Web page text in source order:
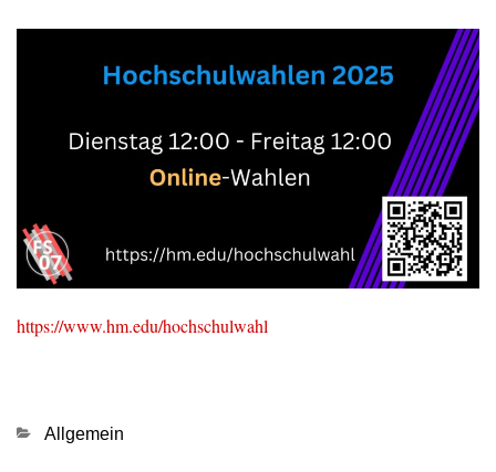
https://www.hm.edu/hochschulwahl
Kategorien
Allgemein